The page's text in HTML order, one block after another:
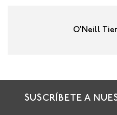
estética relajada con
Ropa para clima
O'Neill
SUSCRÍBETE A